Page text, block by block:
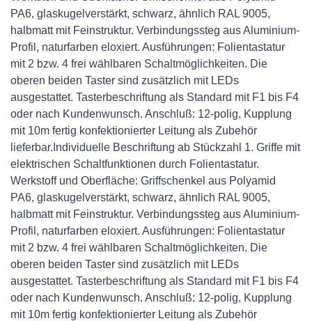
PA6, glaskugelverstärkt, schwarz, ähnlich RAL 9005,
halbmatt mit Feinstruktur. Verbindungssteg aus Aluminium-
Profil, naturfarben eloxiert. Ausführungen: Folientastatur
mit 2 bzw. 4 frei wählbaren Schaltmöglichkeiten. Die
oberen beiden Taster sind zusätzlich mit LEDs
ausgestattet. Tasterbeschriftung als Standard mit F1 bis F4
oder nach Kundenwunsch. Anschluß: 12-polig, Kupplung
mit 10m fertig konfektionierter Leitung als Zubehör
lieferbar.Individuelle Beschriftung ab Stückzahl 1. Griffe mit
elektrischen Schaltfunktionen durch Folientastatur.
Werkstoff und Oberfläche: Griffschenkel aus Polyamid
PA6, glaskugelverstärkt, schwarz, ähnlich RAL 9005,
halbmatt mit Feinstruktur. Verbindungssteg aus Aluminium-
Profil, naturfarben eloxiert. Ausführungen: Folientastatur
mit 2 bzw. 4 frei wählbaren Schaltmöglichkeiten. Die
oberen beiden Taster sind zusätzlich mit LEDs
ausgestattet. Tasterbeschriftung als Standard mit F1 bis F4
oder nach Kundenwunsch. Anschluß: 12-polig, Kupplung
mit 10m fertig konfektionierter Leitung als Zubehör